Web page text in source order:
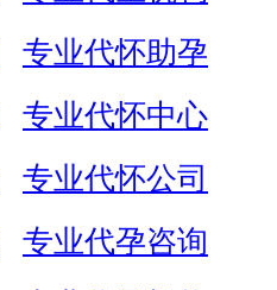
专业代怀助孕
专业代怀中心
专业代怀公司
专业代孕咨询